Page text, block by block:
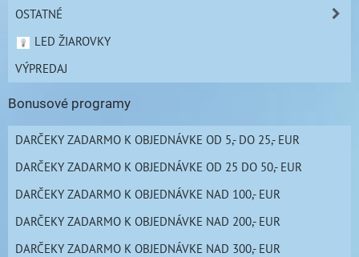
OSTATNÉ
LED ŽIAROVKY
VÝPREDAJ
Bonusové programy
DARČEKY ZADARMO K OBJEDNÁVKE OD 5,- DO 25,- EUR
DARČEKY ZADARMO K OBJEDNÁVKE OD 25 DO 50,- EUR
DARČEKY ZADARMO K OBJEDNÁVKE NAD 100,- EUR
DARČEKY ZADARMO K OBJEDNÁVKE NAD 200,- EUR
DARČEKY ZADARMO K OBJEDNÁVKE NAD 300,- EUR